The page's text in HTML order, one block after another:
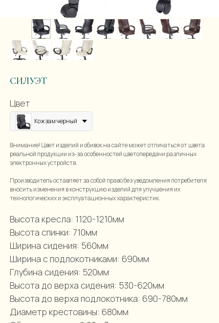
СИЛУЭТ
Цвет
Кожзам черный
Внимание! Цвет изделий и обивок на сайте может отличаться от цвета
реальной продукции из-за особенностей цветопередачи различных
электронных устройств.
Производитель оставляет за собой право без уведомления потребителя
вносить изменения в конструкцию изделий для улучшения их
технологических и эксплуатационных характеристик.
Высота кресла: 1120-1210мм
Высота спинки: 710мм
Ширина сидения: 560мм
Ширина с подлокотниками: 690мм
Глубина сидения: 520мм
Высота до верха сидения: 530-620мм
Высота до верха подлокотника: 690-780мм
Диаметр крестовины: 680мм